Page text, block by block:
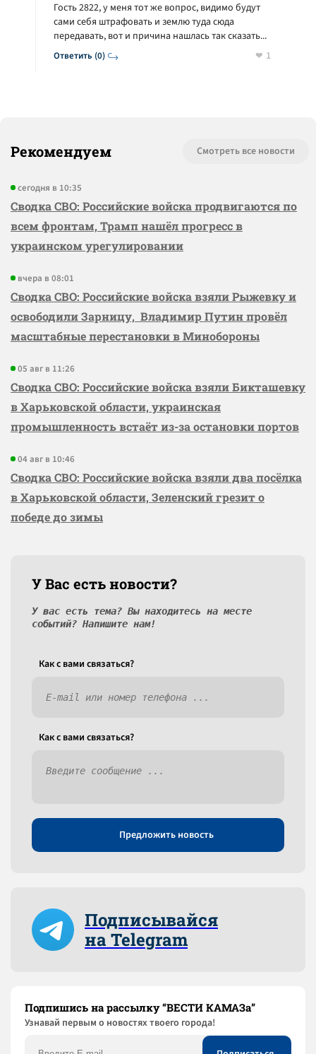
Ответить (0)
Гость 2822, у меня тот же вопрос, видимо будут
сами себя штрафовать и землю туда сюда
передавать, вот и причина нашлась так сказать...
1
Рекомендуем Смотреть все новости
сегодня в 10:35
Сводка СВО: Российские войска продвигаются по
всем фронтам, Трамп нашёл прогресс в
украинском урегулировании
вчера в 08:01
Сводка СВО: Российские войска взяли Рыжевку и
освободили Зарницу, Владимир Путин провёл
масштабные перестановки в Минобороны
05 авг в 11:26
Сводка СВО: Российские войска взяли Бикташевку
в Харьковской области, украинская
промышленность встаёт из-за остановки портов
04 авг в 10:46
Сводка СВО: Российские войска взяли два посёлка
в Харьковской области, Зеленский грезит о
победе до зимы
У Вас есть новости?
У вас есть тема? Вы находитесь на месте
событий? Напишите нам!
Как c вами связаться?
Как c вами связаться?
Предложить новость
Подписывайся
на Telegram
Подпишись на рассылку “ВЕСТИ КАМАЗа”
Узнaвай первым о новостях твоего города!